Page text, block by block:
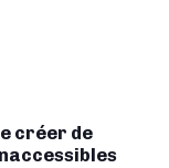
créer de